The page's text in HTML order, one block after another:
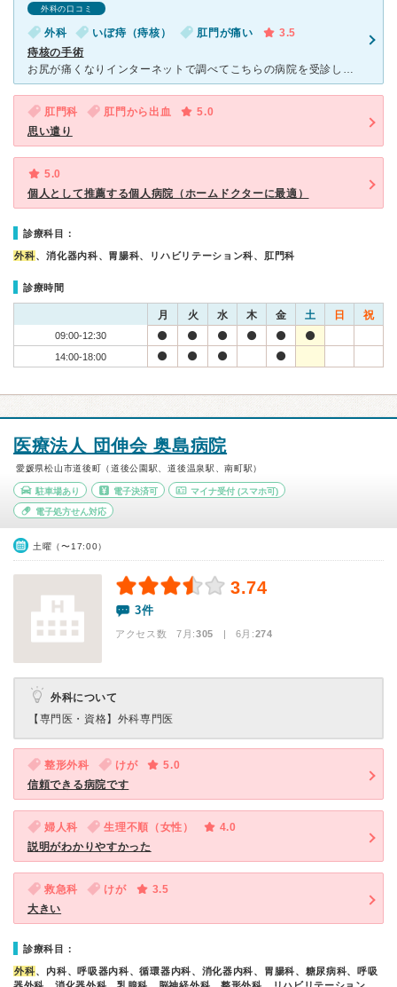
外科の口コミ
外科 いぼ痔（痔核） 肛門が痛い
3.5
痔核の手術
お尻が痛くなりインターネットで調べてこちらの病院を受診しました。転勤族だったのではじめて行く病院は情報があまりわからなくて不安でしたが、こちらの医院で痔核と診断され手術をしました。病院の待ちあいは広々
肛門科 肛門から出血
5.0
思い遣り
5.0
個人として推薦する個人病院（ホームドクターに最適）
診療科目：
外科、消化器内科、胃腸科、リハビリテーション科、肛門科
診療時間
月 火 水 木 金 土 日 祝
09:00-12:30
14:00-18:00
医療法人 団伸会 奥島病院
愛媛県松山市道後町（道後公園駅、道後温泉駅、南町駅）
駐車場あり 電子決済可 マイナ受付 (スマホ可)
電子処方せん対応
土曜（〜17:00）
3.74
3件
アクセス数 7月:305 | 6月:274
外科について
【専門医・資格】 外科専門医
整形外科 けが
5.0
信頼できる病院です
婦人科 生理不順（女性）
4.0
説明がわかりやすかった
救急科 けが
3.5
大きい
診療科目：
外科、内科、呼吸器内科、循環器内科、消化器内科、胃腸科、糖尿病科、呼吸